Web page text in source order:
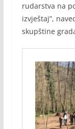
rudarstva na
izvještaj”,
skupštine